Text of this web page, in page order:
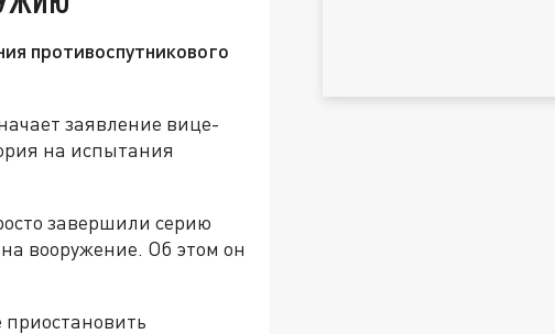
противоспутникового
заявление вице-
на испытания
завершили серию
вооружение. Об этом он